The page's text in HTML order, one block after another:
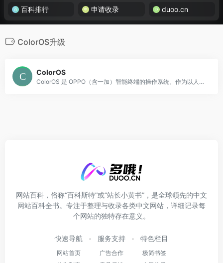
百科排行 申请收录 duoo.cn
ColorOS升级
ColorOS
ColorOS 是 OPPO（含一加）智能终端的操作系统。作为以人为中心的智慧跨端系统，致力于为用户带来流畅、安全、智能高效的极致体验。
网站百科，俗称“百科斯特”或“站长小黄书”，是全球领先的中文
网站百科全书。专注于整理与收录各类中文网站，详细记录每
个网站的独特存在意义。
快速导航
网站首页
服务支持
广告合作
特色栏目
极简书签